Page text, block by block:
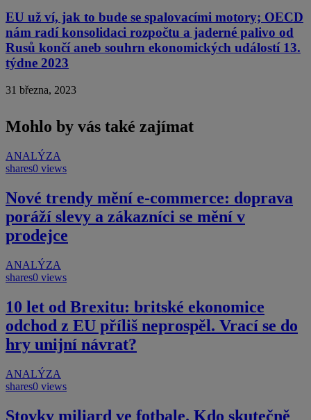
EU už ví, jak to bude se spalovacími motory; OECD
nám radí konsolidaci rozpočtu a jaderné palivo od
Rusů končí aneb souhrn ekonomických událostí 13.
týdne 2023
31 března, 2023
Mohlo by vás také zajímat
ANALÝZA
shares0 views
Nové trendy mění e-commerce: doprava
poráží slevy a zákazníci se mění v
prodejce
ANALÝZA
shares0 views
10 let od Brexitu: britské ekonomice
odchod z EU příliš neprospěl. Vrací se do
hry unijní návrat?
ANALÝZA
shares0 views
Stovky miliard ve fotbale. Kdo skutečně